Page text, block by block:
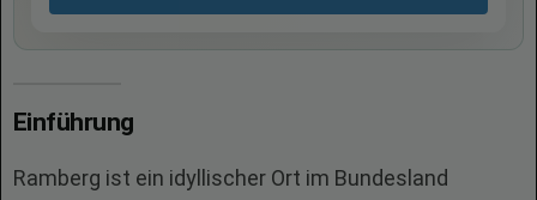
Einführung
Ramberg ist ein idyllischer Ort im Bundesland